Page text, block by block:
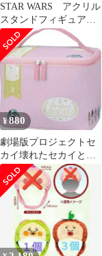
STAR WARS アクリル
スタンドフィギュア
LG21 スターウォー
ズ 推し活
¥880
劇場版プロジェクトセ
カイ壊れたセカイと歌
えないミク プラチナム
バニティーポーチ